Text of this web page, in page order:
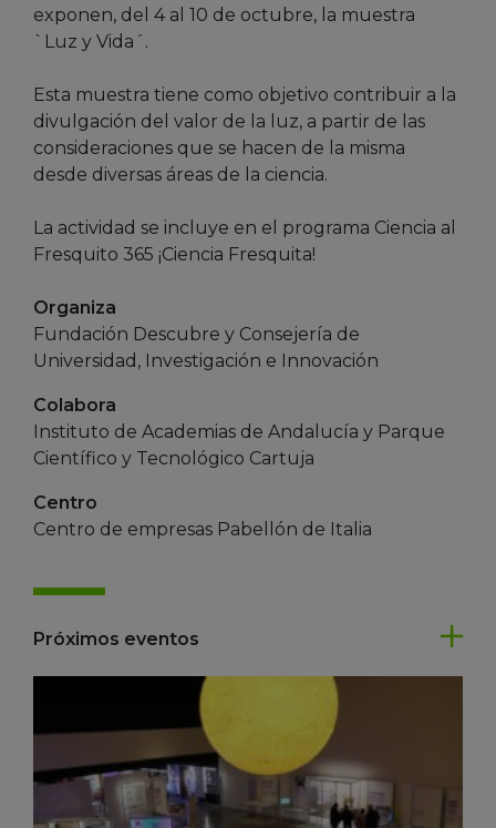
exponen, del 4 al 10 de octubre, la muestra
`Luz y Vida´.
Esta muestra tiene como objetivo contribuir a la
divulgación del valor de la luz, a partir de las
consideraciones que se hacen de la misma
desde diversas áreas de la ciencia.
La actividad se incluye en el programa Ciencia al
Fresquito 365 ¡Ciencia Fresquita!
Organiza
Fundación Descubre y Consejería de
Universidad, Investigación e Innovación
Colabora
Instituto de Academias de Andalucía y Parque
Científico y Tecnológico Cartuja
Centro
Centro de empresas Pabellón de Italia
Próximos eventos